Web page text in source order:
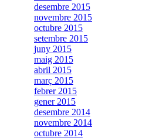
desembre 2015
novembre 2015
octubre 2015
setembre 2015
juny 2015
maig 2015
abril 2015
març 2015
febrer 2015
gener 2015
desembre 2014
novembre 2014
octubre 2014